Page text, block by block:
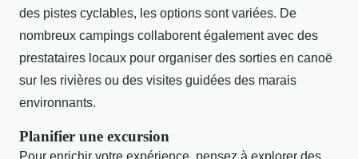
des pistes cyclables, les options sont variées. De
nombreux campings collaborent également avec des
prestataires locaux pour organiser des sorties en canoë
sur les rivières ou des visites guidées des marais
environnants.
Planifier une excursion
Pour enrichir votre expérience, pensez à explorer des